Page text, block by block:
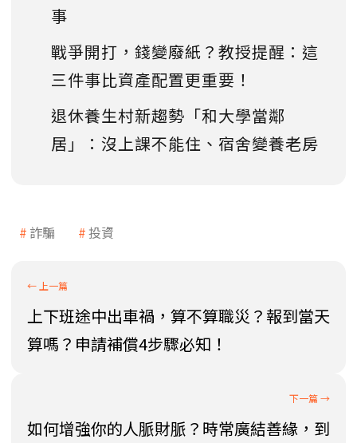
事
戰爭開打，錢變廢紙？教授提醒：這
三件事比資產配置更重要！
退休養生村新趨勢「和大學當鄰
居」：沒上課不能住、宿舍變養老房
詐騙 投資
上下班途中出車禍，算不算職災？報到當天
算嗎？申請補償4步驟必知！
如何增強你的人脈財脈？時常廣結善緣，到